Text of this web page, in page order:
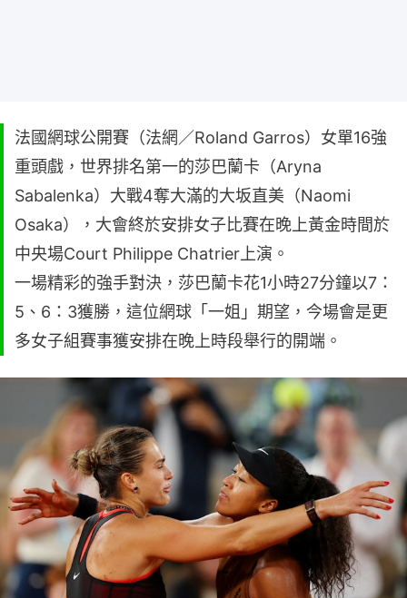
法國網球公開賽（法網／Roland Garros）女單16強
重頭戲，世界排名第一的莎巴蘭卡（Aryna
Sabalenka）大戰4奪大滿的大坂直美（Naomi
Osaka），大會終於安排女子比賽在晚上黃金時間於
中央場Court Philippe Chatrier上演。
一場精彩的強手對決，莎巴蘭卡花1小時27分鐘以7：
5、6：3獲勝，這位網球「一姐」期望，今場會是更
多女子組賽事獲安排在晚上時段舉行的開端。